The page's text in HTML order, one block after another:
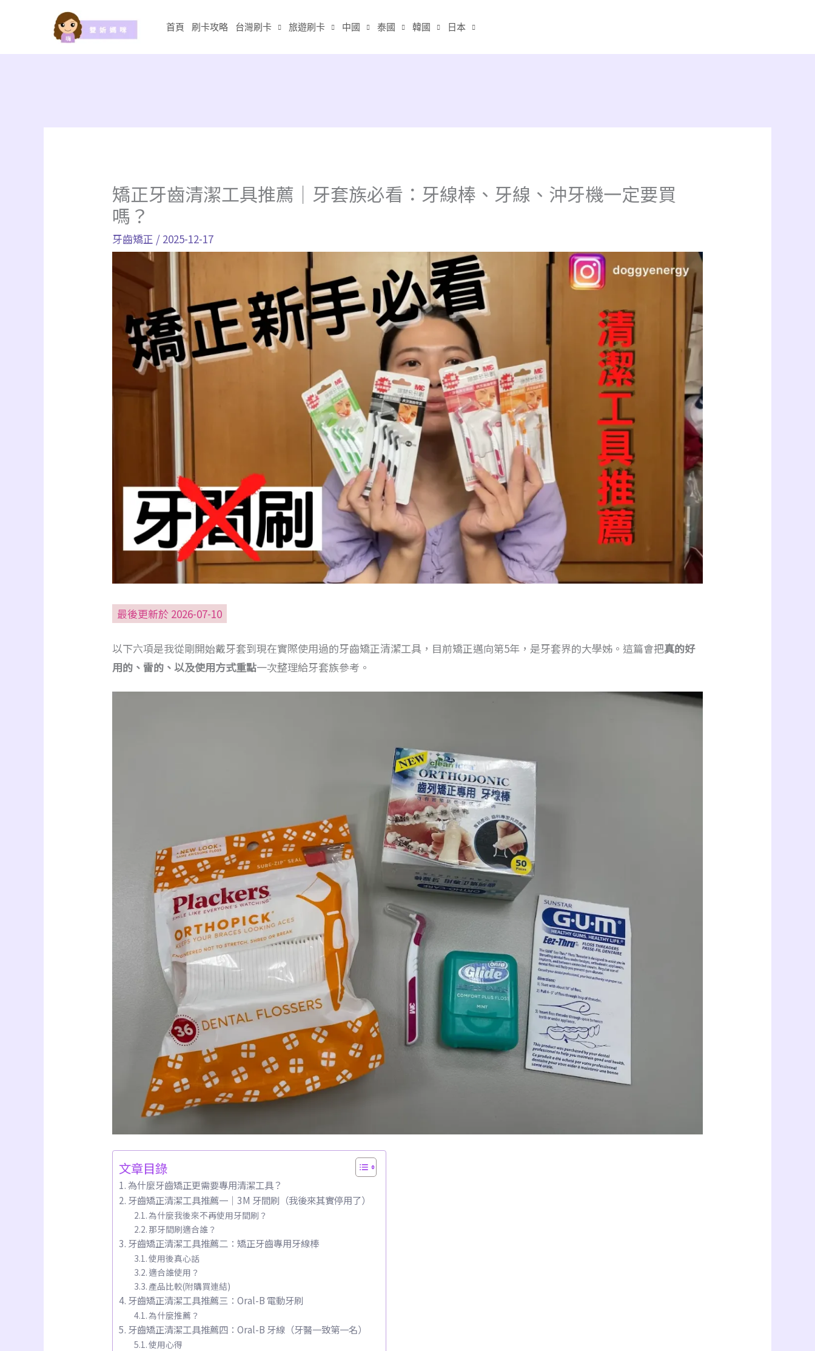
首頁 刷卡攻略 台灣刷卡 旅遊刷卡 中國 泰國 韓國 日本
矯正牙齒清潔工具推薦｜牙套族必看：牙線棒、牙線、沖牙機一定要買
嗎？
牙齒矯正 / 2025-12-17
最後更新於 2026-07-10
以下六項是我從剛開始戴牙套到現在實際使用過的牙齒矯正清潔工具，目前矯正邁向第5年，是牙套界的大學姊。這篇會把真的好
用的、雷的、以及使用方式重點一次整理給牙套族參考。
文章目錄
為什麼牙齒矯正更需要專用清潔工具？
牙齒矯正清潔工具推薦一｜3M 牙間刷（我後來其實停用了）
為什麼我後來不再使用牙間刷？
那牙間刷適合誰？
牙齒矯正清潔工具推薦二：矯正牙齒專用牙線棒
使用後真心話
適合誰使用？
產品比較(附購買連結)
牙齒矯正清潔工具推薦三：Oral-B 電動牙刷
為什麼推薦？
牙齒矯正清潔工具推薦四：Oral-B 牙線（牙醫一致第一名）
使用心得